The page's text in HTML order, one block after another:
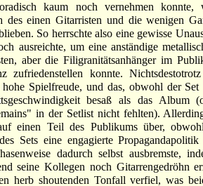
kaum noch vernehmen konnte,
des einen Gitarristen und die wenigen
So herrschte also eine gewisse
ausreichte, um eine anständige
aber die Filigranitätsanhänger im
zufriedenstellen konnte.
Spielfreude, und das, obwohl der Set
besaß als das Album
in der Setlist nicht fehlten).
einen Teil des Publikums über,
Sets eine engagierte
dadurch selbst ausbremste,
seine Kollegen noch Gitarrengedröhn
herb shoutenden Tonfall verfiel, was